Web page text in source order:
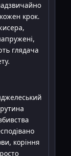
крок.
глядача
коріння